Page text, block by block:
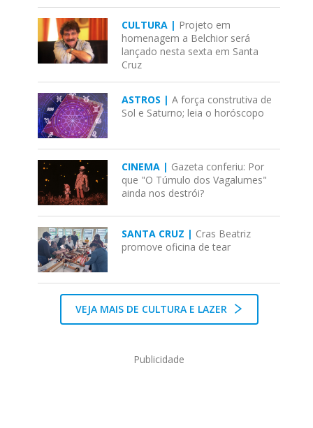
CULTURA | Projeto em
homenagem a Belchior será
lançado nesta sexta em Santa
Cruz
ASTROS |A força construtiva de
Sol e Saturno; leia o horóscopo
CINEMA | Gazeta conferiu: Por
que "O Túmulo dos Vagalumes"
ainda nos destrói?
SANTA CRUZ | Cras Beatriz
promove oficina de tear
VEJA MAIS DE CULTURA E LAZER
Publicidade